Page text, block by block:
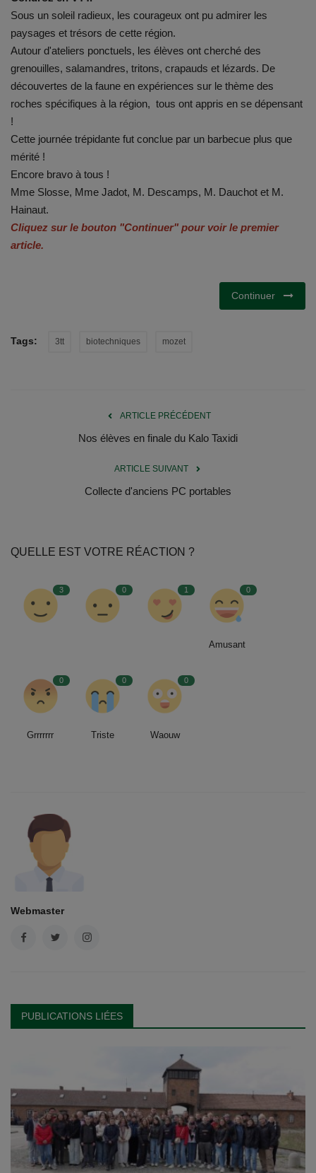
Sous un soleil radieux, les courageux ont pu admirer les
paysages et trésors de cette région.
Autour d'ateliers ponctuels, les élèves ont cherché des
grenouilles, salamandres, tritons, crapauds et lézards. De
découvertes de la faune en expériences sur le thème des
roches spécifiques à la région, tous ont appris en se dépensant
!
Cette journée trépidante fut conclue par un barbecue plus que
mérité !
Encore bravo à tous !
Mme Slosse, Mme Jadot, M. Descamps, M. Dauchot et M.
Hainaut.
Cliquez sur le bouton "Continuer" pour voir le premier
article.
Continuer
Tags: 3tt biotechniques mozet
ARTICLE PRÉCÉDENT
Nos élèves en finale du Kalo Taxidi
ARTICLE SUIVANT
Collecte d'anciens PC portables
QUELLE EST VOTRE RÉACTION ?
3 0 1 0
Amusant
0
Grrrrrrr
0
Triste
0
Waouw
Webmaster
PUBLICATIONS LIÉES